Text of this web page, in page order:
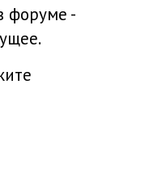
форуме -